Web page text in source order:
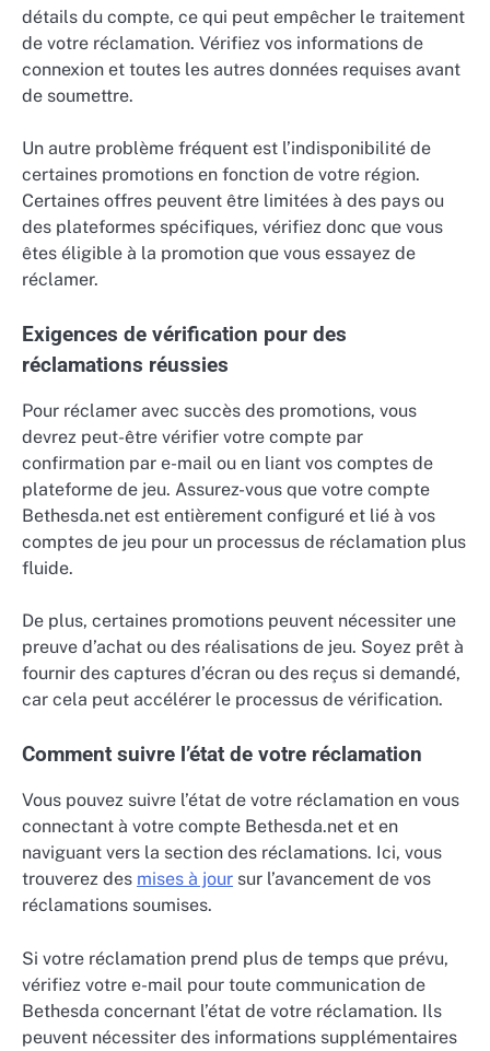
détails du compte, ce qui peut empêcher le traitement
de votre réclamation. Vérifiez vos informations de
connexion et toutes les autres données requises avant
de soumettre.
Un autre problème fréquent est l’indisponibilité de
certaines promotions en fonction de votre région.
Certaines offres peuvent être limitées à des pays ou
des plateformes spécifiques, vérifiez donc que vous
êtes éligible à la promotion que vous essayez de
réclamer.
Exigences de vérification pour des
réclamations réussies
Pour réclamer avec succès des promotions, vous
devrez peut-être vérifier votre compte par
confirmation par e-mail ou en liant vos comptes de
plateforme de jeu. Assurez-vous que votre compte
Bethesda.net est entièrement configuré et lié à vos
comptes de jeu pour un processus de réclamation plus
fluide.
De plus, certaines promotions peuvent nécessiter une
preuve d’achat ou des réalisations de jeu. Soyez prêt à
fournir des captures d’écran ou des reçus si demandé,
car cela peut accélérer le processus de vérification.
Comment suivre l’état de votre réclamation
Vous pouvez suivre l’état de votre réclamation en vous
connectant à votre compte Bethesda.net et en
naviguant vers la section des réclamations. Ici, vous
trouverez des mises à jour sur l’avancement de vos
réclamations soumises.
Si votre réclamation prend plus de temps que prévu,
vérifiez votre e-mail pour toute communication de
Bethesda concernant l’état de votre réclamation. Ils
peuvent nécessiter des informations supplémentaires